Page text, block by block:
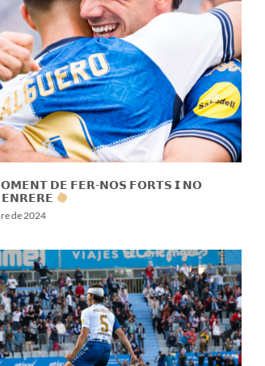
𝗗𝗘 𝗙𝗘𝗥-𝗡𝗢𝗦 𝗙𝗢𝗥𝗧𝗦 𝗜 𝗡𝗢
de 2024